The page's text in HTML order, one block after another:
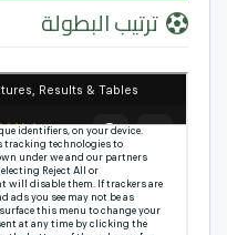
ترتيب البطولة